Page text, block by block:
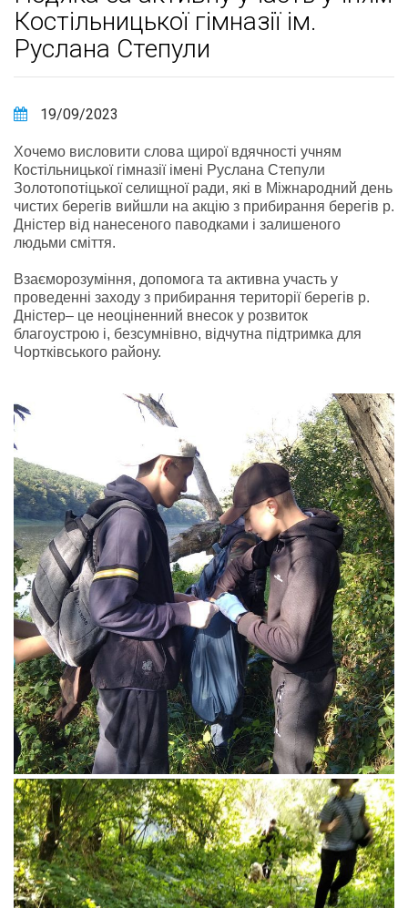
Костільницької гімназії ім.
Руслана Степули
19/09/2023
Хочемо висловити слова щирої вдячності учням
Костільницької гімназії імені Руслана Степули
Золотопотіцької селищної ради, які в Міжнародний день
чистих берегів вийшли на акцію з прибирання берегів р.
Дністер від нанесеного паводками і залишеного
людьми сміття.
Взаєморозуміння, допомога та активна участь у
проведенні заходу з прибирання території берегів р.
Дністер– це неоціненний внесок у розвиток
благоустрою і, безсумнівно, відчутна підтримка для
Чортківського району.